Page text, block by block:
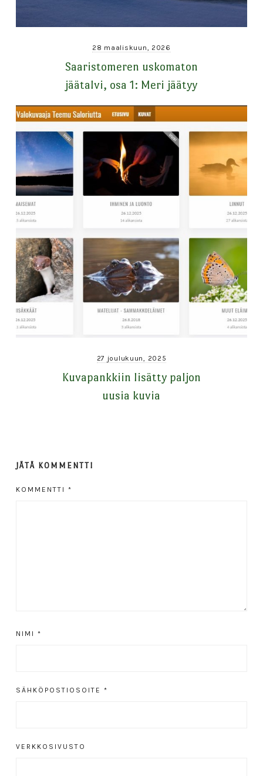
28 maaliskuun, 2026
Saaristomeren uskomaton
jäätalvi, osa 1: Meri jäätyy
27 joulukuun, 2025
Kuvapankkiin lisätty paljon
uusia kuvia
JÄTÄ KOMMENTTI
KOMMENTTI *
NIMI *
SÄHKÖPOSTIOSOITE *
VERKKOSIVUSTO